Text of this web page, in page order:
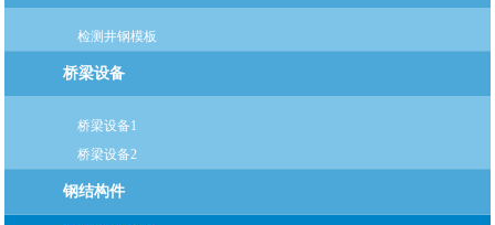
检测井钢模板
桥梁设备
桥梁设备1
桥梁设备2
钢结构件